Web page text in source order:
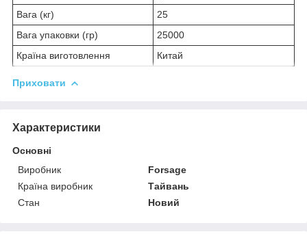
Вага (кг)
25
Вага упаковки (гр)
25000
Країна виготовлення
Китай
Приховати
Характеристики
Основні
Виробник
Forsage
Країна виробник
Тайвань
Стан
Новий